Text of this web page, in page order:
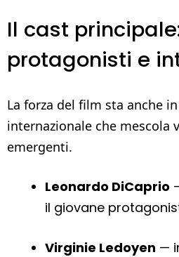
Il cast
protagonisti e
La forza del film sta anche
internazionale che mescola
emergenti.
Leonardo DiCaprio
il giovane
Virginie Ledoyen —